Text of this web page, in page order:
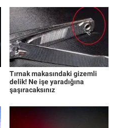
Tırnak makasındaki gizemli
delik! Ne işe yaradığına
şaşıracaksınız